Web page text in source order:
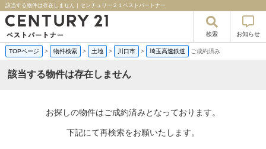
該当する物件は存在しません｜センチュリー２１ベストパートナー
検索 お知らせ
TOPページ > 物件検索 > 土地 > 川口市 > 埼玉高速鉄道 ご成約済み
該当する物件は存在しません
お探しの物件はご成約済みとなっております。
下記にて再検索をお願いたします。